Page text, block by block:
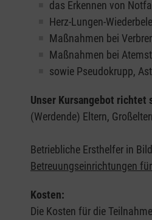
das Erkennen von
Herz-Lungen-
Maßnahmen bei
Maßnahmen bei
sowie Pseudokrupp,
Unser Kursangebot richtet
(Werdende) Eltern,
Betriebliche Ersthelfer in
Betreuungseinrichtungen
Kosten:
Die Kosten für die